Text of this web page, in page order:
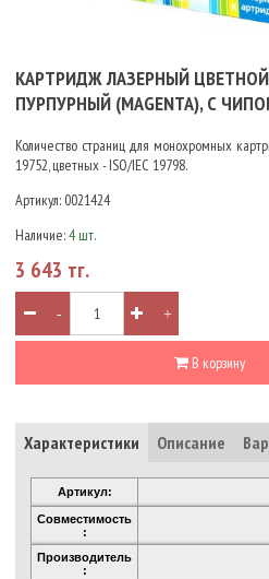
КАРТРИДЖ ЛАЗЕРНЫЙ ЦВЕТНОЙ
ПУРПУРНЫЙ (MAGENTA), С
Количество страниц для монохромных
19752, цветных - ISO/IEC 19798.
Артикул: 0021424
Наличие:4 шт.
3 643 тг.
- +
В корзину
Характеристики Описание
Артикул:
Совместимость
:
Производитель
: